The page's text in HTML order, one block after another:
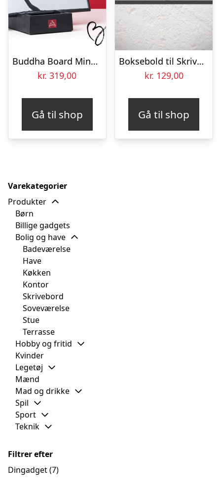
Buddha Board Mindfulnesstavle
kr. 319,00
Gå til shop
Boksebold til Skrivebordet
kr. 129,00
Gå til shop
Varekategorier
Produkter
Børn
Billige gadgets
Bolig og have
Badeværelse
Have
Køkken
Kontor
Skrivebord
Soveværelse
Stue
Terrasse
Hobby og fritid
Kvinder
Legetøj
Mænd
Mad og drikke
Spil
Sport
Teknik
Filtrer efter
Dingadget(7)